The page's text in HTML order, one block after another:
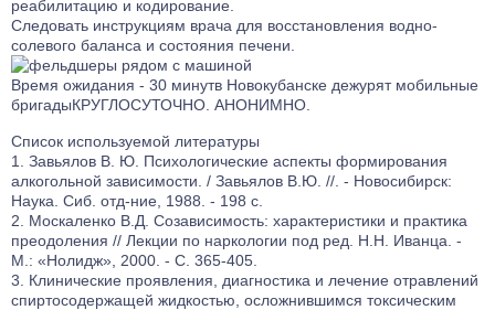
реабилитацию и кодирование.
Следовать инструкциям врача для восстановления водно-
солевого баланса и состояния печени.
Время ожидания - 30 минутв Новокубанске дежурят мобильные
бригадыКРУГЛОСУТОЧНО. АНОНИМНО.
Список используемой литературы
Завьялов В. Ю. Психологические аспекты формирования
алкогольной зависимости. / Завьялов В.Ю. //. - Новосибирск:
Наука. Сиб. отд-ние, 1988. - 198 с.
Москаленко В.Д. Созависимость: характеристики и практика
преодоления // Лекции по наркологии под ред. Н.Н. Иванца. -
М.: «Нолидж», 2000. - С. 365-405.
Клинические проявления, диагностика и лечение отравлений
спиртосодержащей жидкостью, осложнившимся токсическим